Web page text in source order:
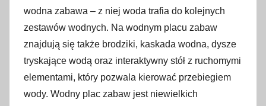
wodna zabawa – z niej woda trafia do kolejnych
zestawów wodnych. Na wodnym placu zabaw
znajdują się także brodziki, kaskada wodna, dysze
tryskające wodą oraz interaktywny stół z ruchomymi
elementami, który pozwala kierować przebiegiem
wody. Wodny plac zabaw jest niewielkich